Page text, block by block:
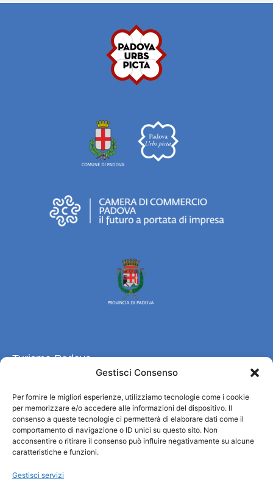
Gestisci Consenso
Per fornire le migliori esperienze, utilizziamo tecnologie come i cookie
per memorizzare e/o accedere alle informazioni del dispositivo. Il
consenso a queste tecnologie ci permetterà di elaborare dati come il
comportamento di navigazione o ID unici su questo sito. Non
acconsentire o ritirare il consenso può influire negativamente su alcune
caratteristiche e funzioni.
Gestisci servizi
Turismo Padova
Informazioni e Accoglienza Turistica/IAT
Privacy policy
Cookie Policy
Credits